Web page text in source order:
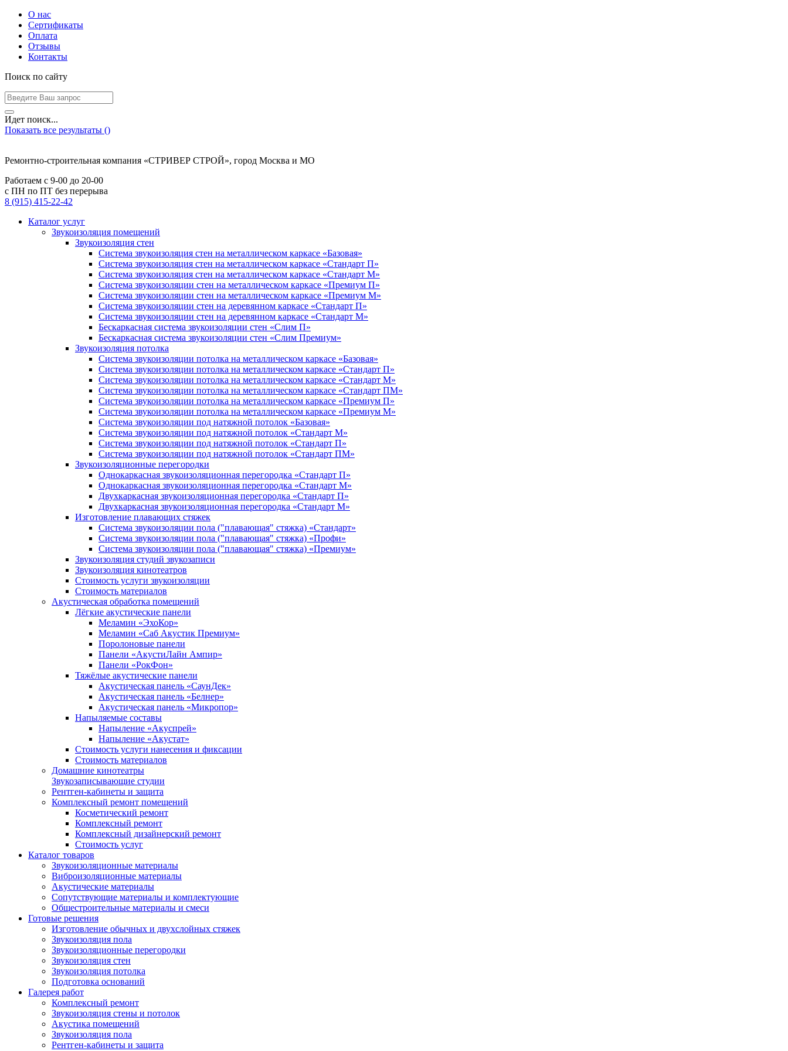
О нас
Сертификаты
Оплата
Отзывы
Контакты
Поиск по сайту
Идет поиск...
Показать все результаты ()
Ремонтно-строительная компания «СТРИВЕР СТРОЙ», город Москва и МО
Работаем с 9-00 до 20-00
с ПН по ПТ без перерыва
8 (915) 415-22-42
Каталог услуг
Звукоизоляция помещений
Звукоизоляция стен
Система звукоизоляция стен на металлическом каркасе «Базовая»
Система звукоизоляция стен на металлическом каркасе «Стандарт П»
Система звукоизоляция стен на металлическом каркасе «Стандарт М»
Система звукоизоляции стен на металлическом каркасе «Премиум П»
Система звукоизоляции стен на металлическом каркасе «Премиум М»
Система звукоизоляции стен на деревянном каркасе «Стандарт П»
Система звукоизоляции стен на деревянном каркасе «Стандарт М»
Бескаркасная система звукоизоляции стен «Слим П»
Бескаркасная система звукоизоляции стен «Слим Премиум»
Звукоизоляция потолка
Система звукоизоляции потолка на металлическом каркасе «Базовая»
Система звукоизоляции потолка на металлическом каркасе «Стандарт П»
Система звукоизоляции потолка на металлическом каркасе «Стандарт М»
Система звукоизоляции потолка на металлическом каркасе «Стандарт ПМ»
Система звукоизоляции потолка на металлическом каркасе «Премиум П»
Система звукоизоляции потолка на металлическом каркасе «Премиум М»
Система звукоизоляции под натяжной потолок «Базовая»
Система звукоизоляции под натяжной потолок «Стандарт М»
Система звукоизоляции под натяжной потолок «Стандарт П»
Система звукоизоляции под натяжной потолок «Стандарт ПМ»
Звукоизоляционные перегородки
Однокаркасная звукоизоляционная перегородка «Стандарт П»
Однокаркасная звукоизоляционная перегородка «Стандарт М»
Двухкаркасная звукоизоляционная перегородка «Стандарт П»
Двухкаркасная звукоизоляционная перегородка «Стандарт М»
Изготовление плавающих стяжек
Система звукоизоляции пола ("плавающая" стяжка) «Стандарт»
Система звукоизоляции пола ("плавающая" стяжка) «Профи»
Система звукоизоляции пола ("плавающая" стяжка) «Премиум»
Звукоизоляция студий звукозаписи
Звукоизоляция кинотеатров
Стоимость услуги звукоизоляции
Стоимость материалов
Акустическая обработка помещений
Лёгкие акустические панели
Меламин «ЭхоКор»
Меламин «Саб Акустик Премиум»
Поролоновые панели
Панели «АкустиЛайн Ампир»
Панели «РокФон»
Тяжёлые акустические панели
Акустическая панель «СаунДек»
Акустическая панель «Белнер»
Акустическая панель «Микропор»
Напыляемые составы
Напыление «Акуспрей»
Напыление «Акустат»
Стоимость услуги нанесения и фиксации
Стоимость материалов
Домашние кинотеатры
Звукозаписывающие студии
Рентген-кабинеты и защита
Комплексный ремонт помещений
Косметический ремонт
Комплексный ремонт
Комплексный дизайнерский ремонт
Стоимость услуг
Каталог товаров
Звукоизоляционные материалы
Виброизоляционные материалы
Акустические материалы
Сопутствующие материалы и комплектующие
Общестроительные материалы и смеси
Готовые решения
Изготовление обычных и двухслойных стяжек
Звукоизоляция пола
Звукоизоляционные перегородки
Звукоизоляция стен
Звукоизоляция потолка
Подготовка оснований
Галерея работ
Комплексный ремонт
Звукоизоляция стены и потолок
Акустика помещений
Звукоизоляция пола
Рентген-кабинеты и защита